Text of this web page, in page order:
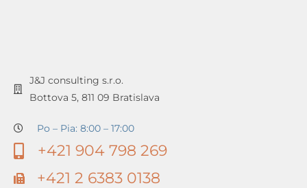
J&J consulting s.r.o.
Bottova 5, 811 09 Bratislava
Po – Pia: 8:00 – 17:00
+421 904 798 269
+421 2 6383 0138